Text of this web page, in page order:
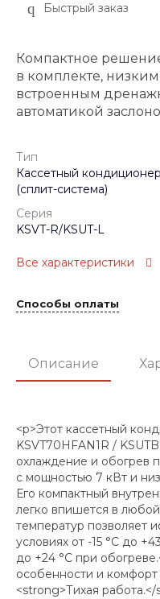
Быстрый заказ
Компактное
в комплекте,
встроенным
автоматикой
Тип
Кассетный кондиционер
(сплит-система)
Серия
KSVT-R/KSUT-L
Все характеристики
Способы оплаты
Описание
<p>Этот кассетный
KSVT70HFAN1R /
охлаждение и обогрев
с мощностью 7 кВт и
Его компактный
легко впишется в
температур позволяет
условиях от -15 °C до
до +24 °C при
особенности и комфорт
<strong>Тихая